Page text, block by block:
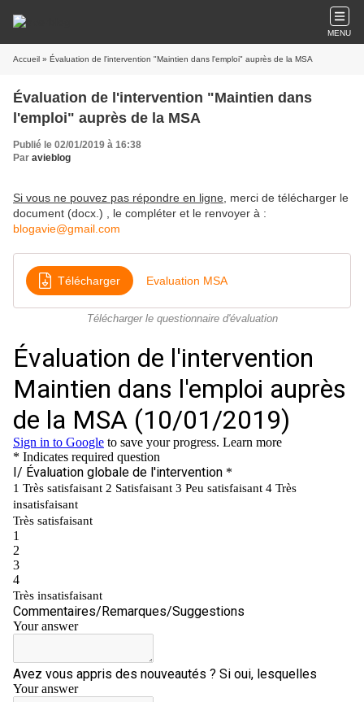
MENU
Accueil » Évaluation de l'intervention "Maintien dans l'emploi" auprès de la MSA
Évaluation de l'intervention "Maintien dans
l'emploi" auprès de la MSA
Publié le 02/01/2019 à 16:38
Par avieblog
Si vous ne pouvez pas répondre en ligne , merci de télécharger le
document (docx.) , le compléter et le renvoyer à :
blogavie@gmail.com
Télécharger Evaluation MSA
Télécharger le questionnaire d'évaluation